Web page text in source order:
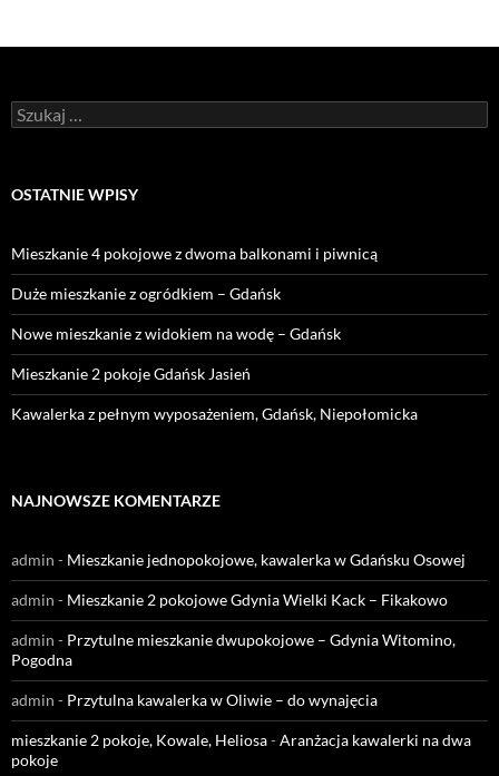
Szukaj:
OSTATNIE WPISY
Mieszkanie 4 pokojowe z dwoma balkonami i piwnicą
Duże mieszkanie z ogródkiem – Gdańsk
Nowe mieszkanie z widokiem na wodę – Gdańsk
Mieszkanie 2 pokoje Gdańsk Jasień
Kawalerka z pełnym wyposażeniem, Gdańsk, Niepołomicka
NAJNOWSZE KOMENTARZE
admin - Mieszkanie jednopokojowe, kawalerka w Gdańsku Osowej
admin - Mieszkanie 2 pokojowe Gdynia Wielki Kack – Fikakowo
admin - Przytulne mieszkanie dwupokojowe – Gdynia Witomino,
Pogodna
admin - Przytulna kawalerka w Oliwie – do wynajęcia
mieszkanie 2 pokoje, Kowale, Heliosa-Aranżacja kawalerki na dwa
pokoje